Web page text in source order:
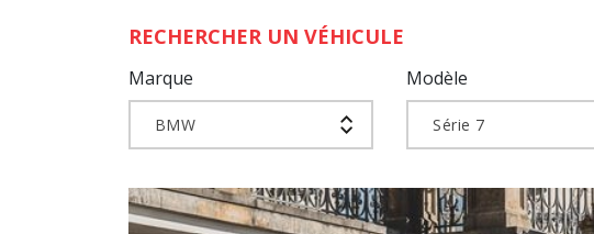
RECHERCHER UN VÉHICULE
Marque
BMW
Modèle
Série 7